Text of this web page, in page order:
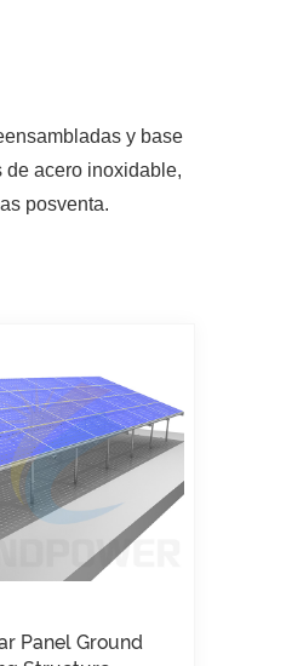
y base
de acero inoxidable,
posventa.
Panel Ground